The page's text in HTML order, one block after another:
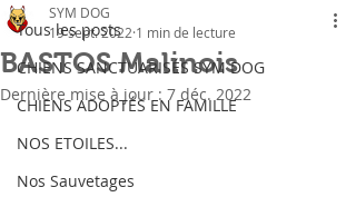
Tous les posts
CHIENS SANCTUARISÉS SYM DOG
CHIENS ADOPTÉS EN FAMILLE
NOS ETOILES...
Nos Sauvetages
BASTOS Malinois
SYM DOG
19 sept. 2022 1 min de lecture
Dernière mise à jour : 7 déc. 2022